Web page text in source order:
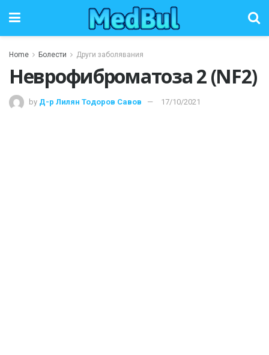
Home Болести Други заболявания
Неврофиброматоза 2 (NF2)
by Д-р Лилян Тодоров Савов 17/10/2021